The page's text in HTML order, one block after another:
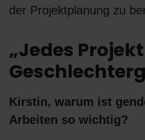
der Projektplanung zu
„Jedes
Kirstin, warum ist
Arbeiten so wichtig?